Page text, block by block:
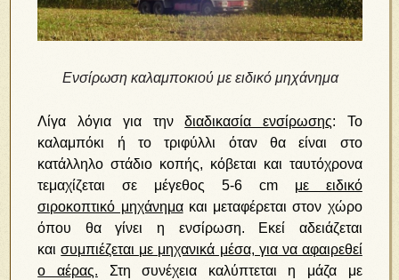
Ενσίρωση καλαμποκιού με ειδικό μηχάνημα
Λίγα λόγια για τηνδιαδικασία ενσίρωσης: Το
καλαμπόκι ή το τριφύλλι όταν θα είναι στο
κατάλληλο στάδιο κοπής, κόβεται και ταυτόχρονα
τεμαχίζεται σε μέγεθος 5-6 cm με ειδικό
σιροκοπτικό μηχάνημακαι μεταφέρεται στον χώρο
όπου θα γίνει η ενσίρωση. Εκεί αδειάζεται
καισυμπιέζεται με μηχανικά μέσα, για να αφαιρεθεί
ο αέρας. Στη συνέχεια καλύπτεται η μάζα με